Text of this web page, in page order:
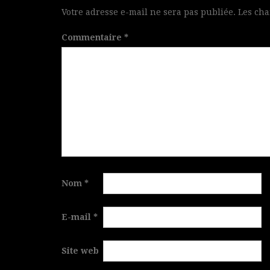
Votre adresse e-mail ne sera pas publiée. Les
Commentaire *
Nom *
E-mail *
Site web